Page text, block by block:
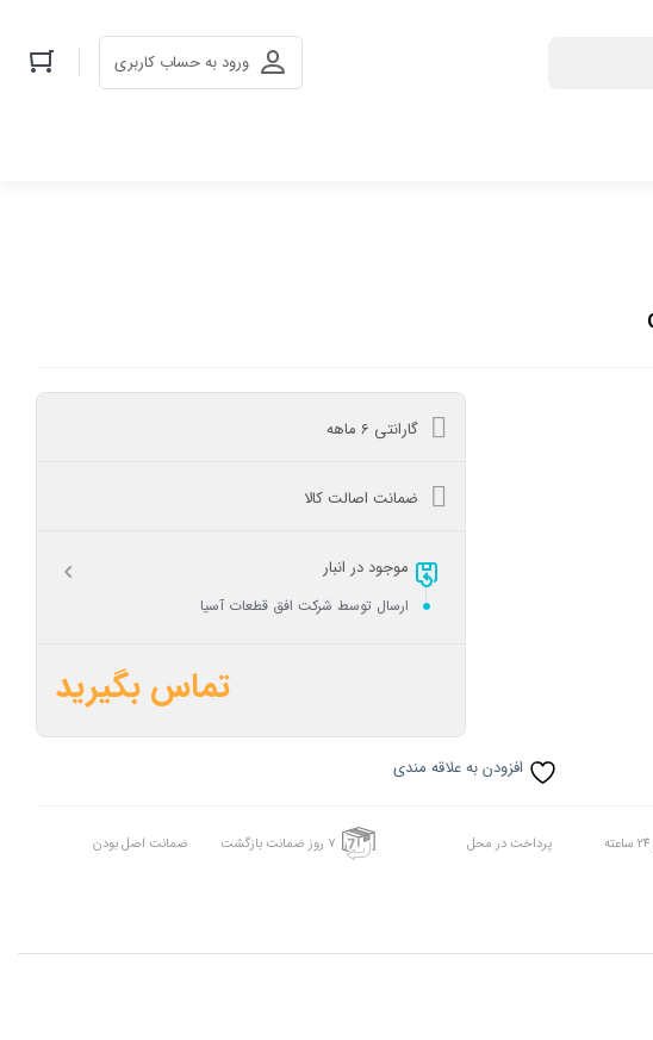
ورود به حساب کاربری
گارانتی 6 ماهه
ضمانت اصالت کالا
موجود در انبار
ارسال توسط شرکت افق قطعات آسیا
تماس بگیرید
افزودن به علاقه مندی
پرداخت در محل 7 روز ضمانت بازگشت ضمانت اصل بودن